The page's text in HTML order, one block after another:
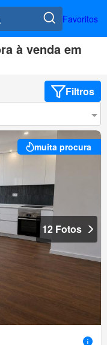
Favoritos
à venda em
Filtros
muita procura
12 Fotos